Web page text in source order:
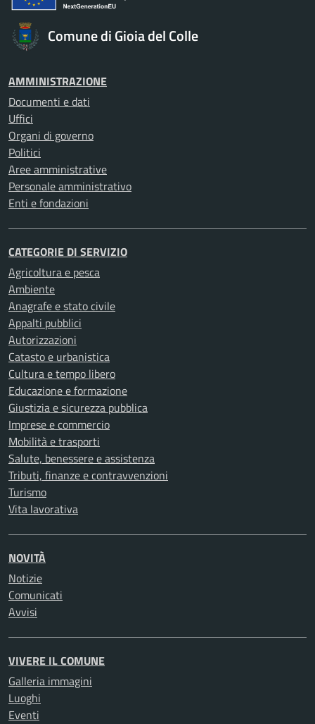
Comune di Gioia del Colle
AMMINISTRAZIONE
Documenti e dati
Uffici
Organi di governo
Politici
Aree amministrative
Personale amministrativo
Enti e fondazioni
CATEGORIE DI SERVIZIO
Agricoltura e pesca
Ambiente
Anagrafe e stato civile
Appalti pubblici
Autorizzazioni
Catasto e urbanistica
Cultura e tempo libero
Educazione e formazione
Giustizia e sicurezza pubblica
Imprese e commercio
Mobilità e trasporti
Salute, benessere e assistenza
Tributi, finanze e contravvenzioni
Turismo
Vita lavorativa
NOVITÀ
Notizie
Comunicati
Avvisi
VIVERE IL COMUNE
Galleria immagini
Luoghi
Eventi